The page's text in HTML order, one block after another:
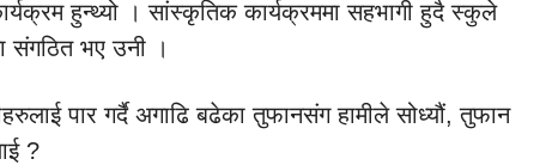
हुन्थ्यो । सांस्कृतिक कार्यक्रममा सहभागी हुदै स्कुले
संगठित भए उनी ।
पार गर्दै अगाढि बढेका तुफानसंग हामीले सोध्यौं, तुफान
?